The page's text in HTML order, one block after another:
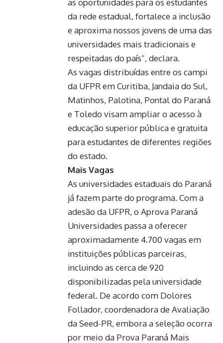
as oportunidades para os estudantes
da rede estadual, fortalece a inclusão
e aproxima nossos jovens de uma das
universidades mais tradicionais e
respeitadas do país”, declara.
As vagas distribuídas entre os campi
da UFPR em Curitiba, Jandaia do Sul,
Matinhos, Palotina, Pontal do Paraná
e Toledo visam ampliar o acesso à
educação superior pública e gratuita
para estudantes de diferentes regiões
do estado.
Mais Vagas
As universidades estaduais do Paraná
já fazem parte do programa. Com a
adesão da UFPR, o Aprova Paraná
Universidades passa a oferecer
aproximadamente 4.700 vagas em
instituições públicas parceiras,
incluindo as cerca de 920
disponibilizadas pela universidade
federal. De acordo com Dolores
Follador, coordenadora de Avaliação
da Seed-PR, embora a seleção ocorra
por meio da Prova Paraná Mais